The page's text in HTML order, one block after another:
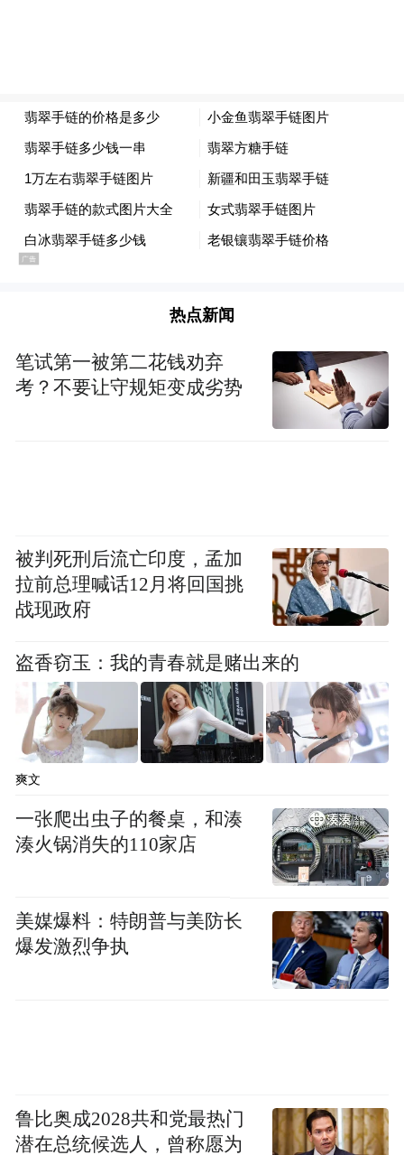
丰水期的鄱阳湖生机盎然。清冷又温柔的蓝
调光影，将湖水的温婉轮廓描摹得淋漓尽
“特别声明：以上作品内容(包括在内的视频、图片或音
频)为凤凰网旗下自媒体平台“大风号”用户上传并发
布，本平台仅提供信息存储空间服务。
热点新闻
笔试第一被第二花钱劝弃
考？不要让守规矩变成劣势
被判死刑后流亡印度，孟加
拉前总理喊话12月将回国挑
战现政府
盗香窃玉：我的青春就是赌出来的
爽文
一张爬出虫子的餐桌，和湊
湊火锅消失的110家店
美媒爆料：特朗普与美防长
爆发激烈争执
鲁比奥成2028共和党最热门
潜在总统候选人，曾称愿为